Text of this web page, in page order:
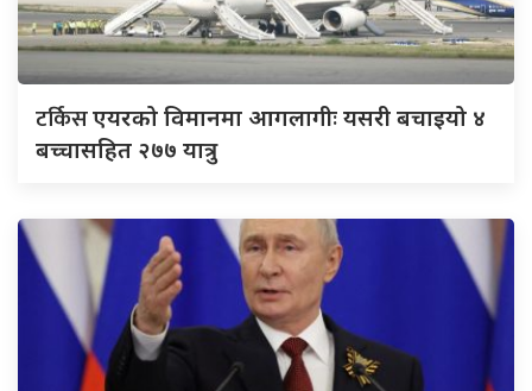
टर्किसएयरको विमानमा आगलागीः यसरी बचाइयो ४
बच्चासहित २७७ यात्रु